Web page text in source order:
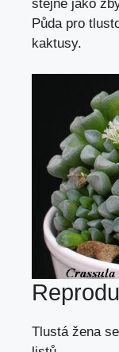
stejně jako
Půda pro
kaktusy.
Tlustá žena